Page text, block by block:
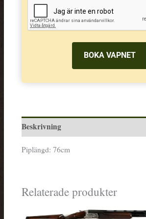
Beskrivning
Piplängd: 76cm
Relaterade produkter